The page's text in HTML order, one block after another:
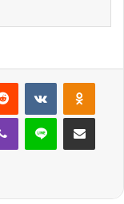
Reddit VKontakte
Viber Line E-Posta ile